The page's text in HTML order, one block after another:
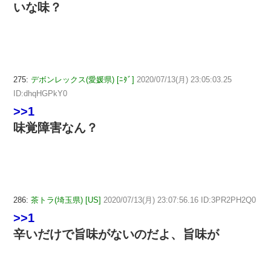
いな味？
275: デボンレックス(愛媛県) [ﾆﾀﾞ] 2020/07/13(月) 23:05:03.25
ID:dhqHGPkY0
>>1
味覚障害なん？
286: 茶トラ(埼玉県) [US] 2020/07/13(月) 23:07:56.16 ID:3PR2PH2Q0
>>1
辛いだけで旨味がないのだよ、旨味が